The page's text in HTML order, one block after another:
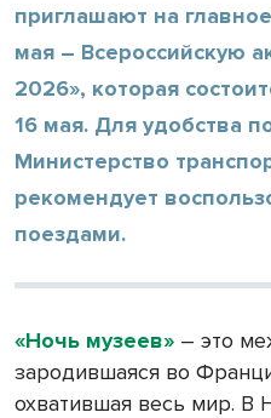
приглашают на
мая – Всероссийскую
2026», которая
16 мая. Для удобства
Министерство
рекомендует
поездами.
«Ночь музеев» – это
зародившаяся во
охватившая весь мир. В